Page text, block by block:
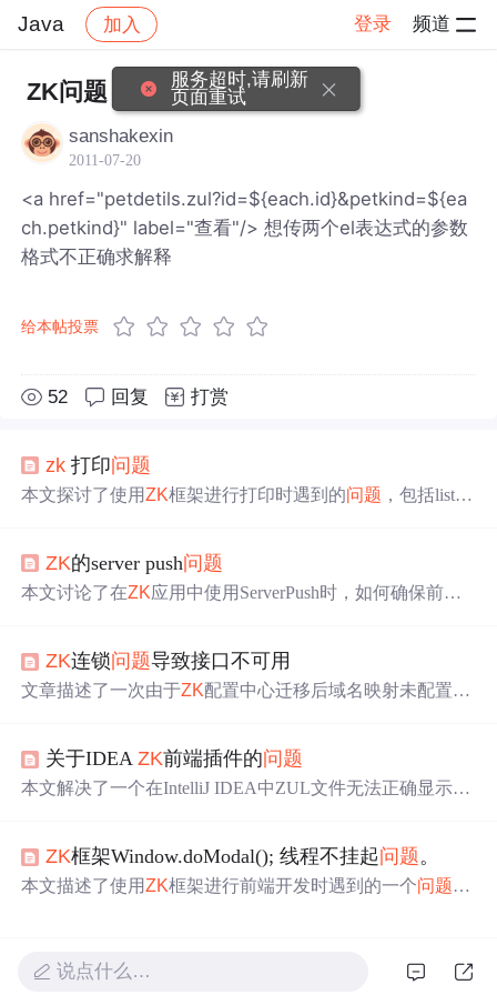
Java 加入 登录 频道
社区 Java 帖子详情
ZK问题
sanshakexin
2011-07-20
<a href="petdetils.zul?id=${each.id}&petkind=${ea
ch.petkind}" label="查看"/> 想传两个el表达式的参数
格式不正确求解释
给本帖投票
52 回复 打赏
zk 打印问题
本文探讨了使用ZK框架进行打印时遇到的问题 ，包括listbo
及加载速度慢等问题。
ZK的server push问题
本文讨论了在ZK应用中使用ServerPush时，如何确保前台
ZK连锁问题导致接口不可用
文章描述了一次由于ZK配置中心迁移后域名映射未配置正
报错，而且日志打印级别也依赖ZK，未设置默认值。最终
通过修复ZK访问并调整接口及日志策略来解决问题 。文章
关于IDEAZK前端插件的问题
本文解决了一个在IntelliJ IDEA中ZUL文件无法正确显示颜
ZK框架Window.doModal(); 线程不挂起问题。
本文描述了使用ZK框架进行前端开发时遇到的一个问题：
方案是在zk .xml文件中添加特定配置以启用
的事件线
说点什么…
服务超时,请刷新
页面重试